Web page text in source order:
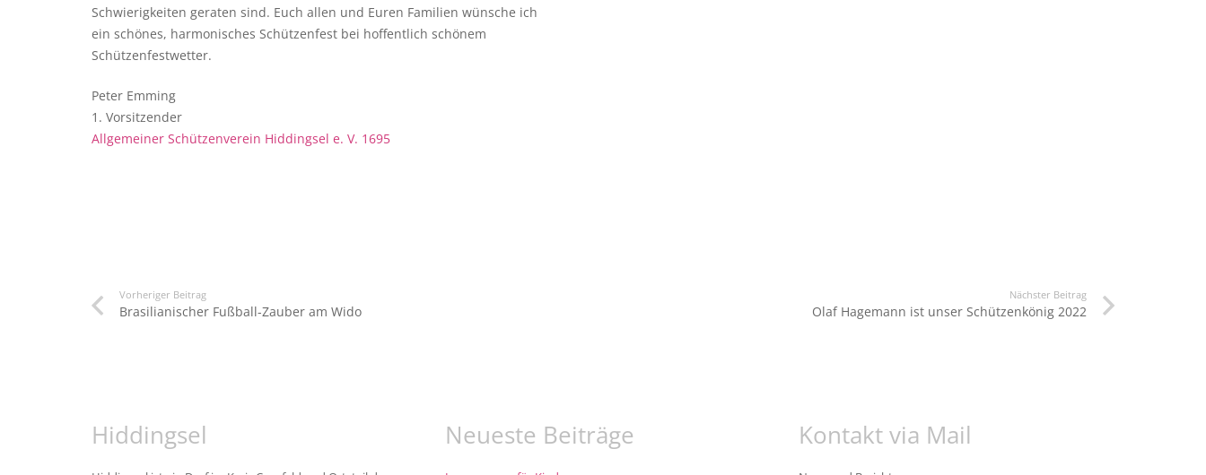
Schwierigkeiten geraten sind. Euch allen und Euren Familien wünsche ich
ein schönes, harmonisches Schützenfest bei hoffentlich schönem
Schützenfestwetter.
Peter Emming
1. Vorsitzender
Allgemeiner Schützenverein Hiddingsel e. V. 1695
Vorheriger Beitrag
Brasilianischer Fußball-Zauber am Wido
Nächster Beitrag
Olaf Hagemann ist unser Schützenkönig 2022
Hiddingsel Neueste Beiträge Kontakt via Mail